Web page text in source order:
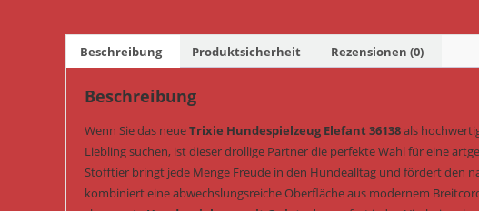
Beschreibung Produktsicherheit Rezensionen (0)
Beschreibung
Wenn Sie das neueTrixie Hundespielzeug Elefant 36138als
Liebling suchen, ist dieser drollige Partner die perfekte Wahl für eine
Stofftier bringt jede Menge Freude in den Hundealltag und fördert den
kombiniert eine abwechslungsreiche Oberfläche aus modernem